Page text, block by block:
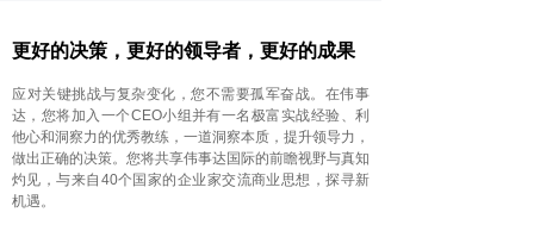
更好的决策，更好的领导者，更好的成果
应对关键挑战与复杂变化，您不需要孤军奋战。在伟事
达，您将加入一个CEO小组并有一名极富实战经验、利
他心和洞察力的优秀教练，一道洞察本质，提升领导力，
做出正确的决策。您将共享伟事达国际的前瞻视野与真知
灼见，与来自40个国家的企业家交流商业思想，探寻新
机遇。